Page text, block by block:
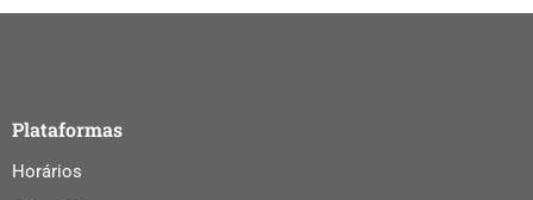
Plataformas
Horários